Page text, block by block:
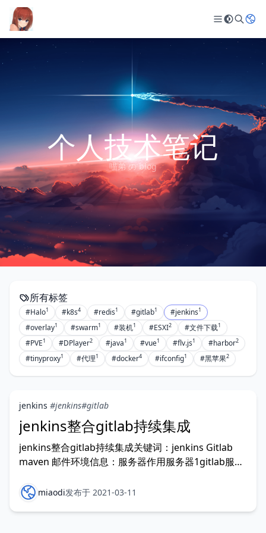
个人技术笔记
喵弟 の blog
所有标签
#Halo1 #k8s4 #redis1 #gitlab1 #jenkins1
#overlay1 #swarm1 #装机1 #ESXI2 #文件下载1
#PVE1 #DPlayer2 #java1 #vue1 #flv.js1 #harbor2
#tinyproxy1 #代理1 #docker4 #ifconfig1 #黑苹果2
jenkins #jenkins#gitlab
jenkins整合gitlab持续集成
jenkins整合gitlab持续集成关键词：jenkins Gitlab
maven 邮件环境信息：服务器作用服务器1gitlab服务
3ssh目miaodi发布于 2021-03-11